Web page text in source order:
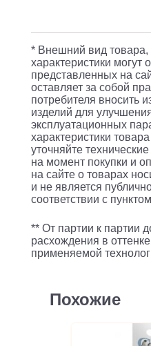
3x30мл
для
HP
DJ
D4263/
J5783
* Внешний вид товара,
характеристики могут
представленных на
оставляет за собой
потребителя вносить
изделий для
эксплуатационных
характеристики
уточняйте
на момент покупки и
на сайте о товарах
и не является
соответствии с
** От партии к партии
расхождения в
применяемой
Похожие